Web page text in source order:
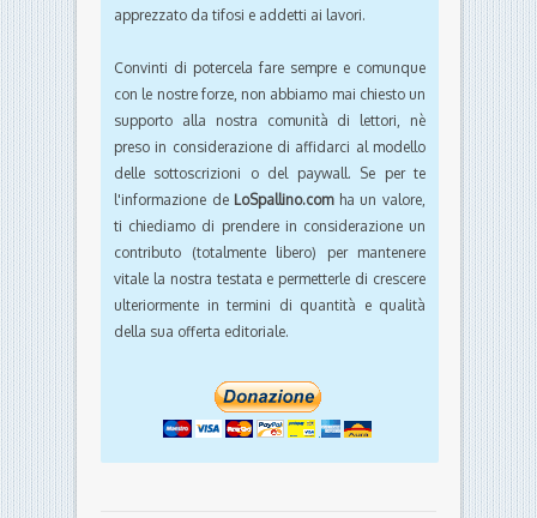
apprezzato da tifosi e addetti ai lavori.
Convinti di potercela fare sempre e comunque
con le nostre forze, non abbiamo mai chiesto un
supporto alla nostra comunità di lettori, nè
preso in considerazione di affidarci al modello
delle sottoscrizioni o del paywall. Se per te
l'informazione de LoSpallino.comha un valore,
ti chiediamo di prendere in considerazione un
contributo (totalmente libero) per mantenere
vitale la nostra testata e permetterle di crescere
ulteriormente in termini di quantità e qualità
della sua offerta editoriale.